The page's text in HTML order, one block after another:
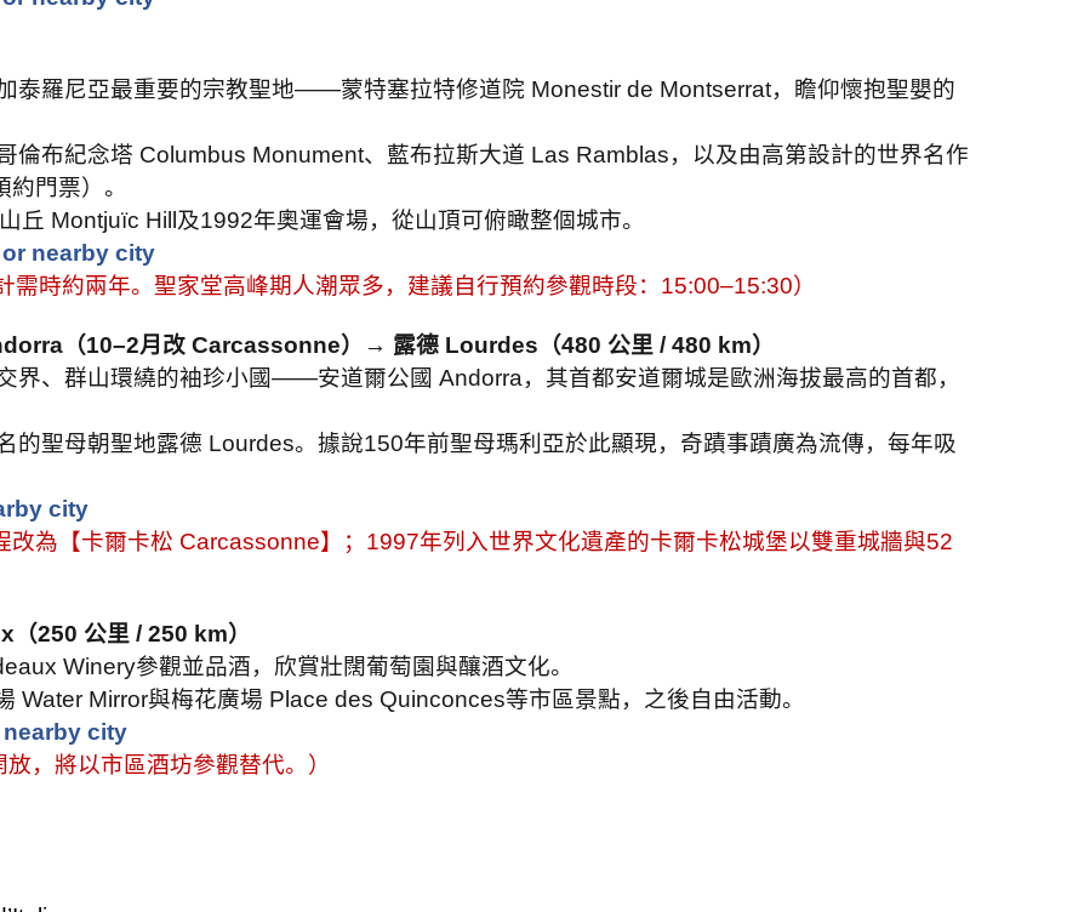
泰羅尼亞最重要的宗教聖地——蒙特塞拉特修道院 Monestir de Montserrat，瞻仰懷抱聖嬰的
倫布紀念塔 Columbus Monument、藍布拉斯大道 Las Ramblas，以及由高第設計的世界名作
約門票）。
丘 Montjuïc Hill 及1992年奧運會場，從山頂可俯瞰整個城市。
nearby city
需時約兩年。聖家堂高峰期人潮眾多，建議自行預約參觀時段： 15:00–15:30）
（10–2月改 Carcassonne） → 露德 Lourdes （480 公里 / 480 km）
界、群山環繞的袖珍小國——安道爾公國 Andorra，其首都安道爾城是歐洲海拔最高的首都，
的聖母朝聖地露德 Lourdes。據說150年前聖母瑪利亞於此顯現，奇蹟事蹟廣為流傳，每年吸
city
改為【卡爾卡松 Carcassonne】； 1997年列入世界文化遺產的卡爾卡松城堡以雙重城牆與52
（250 公里 / 250 km）
Winery參觀並品酒，欣賞壯闊葡萄園與釀酒文化。
Water Mirror與梅花廣場 Place des Quinconces等市區景點，之後自由活動。
city
，將以市區酒坊參觀替代。）